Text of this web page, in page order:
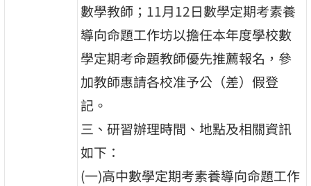
數學教師；11月12日數學定期考素養
導向命題工作坊以擔任本年度學校數
學定期考命題教師優先推薦報名，參
加教師惠請各校准予公（差）假登
記。
三、研習辦理時間、地點及相關資訊
如下：
(一)高中數學定期考素養導向命題工作